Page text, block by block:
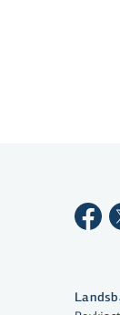
til þess
greina